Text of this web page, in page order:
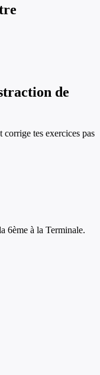
de
tes exercices pas
6ème à la Terminale.